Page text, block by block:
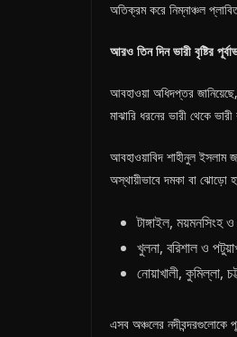
অতিক্রম করে নিম্নাঞ্চল
আরও তিন দিন ভারী বৃষ্টির
আবহাওয়া অধিদপ্তর
মাঝারি ধরনের ভারী থেকে
আবহাওয়াবিদ শাহীনুল ইসলাম
অস্থায়ীভাবে দমকা বা ঝোড়ো
টাঙ্গাইল, ময়মনসিংহ
খুলনা, বরিশাল ও
নোয়াখালী, কুমিল্লা,
এসব অঞ্চলের নদীবন্দরগুলোকে